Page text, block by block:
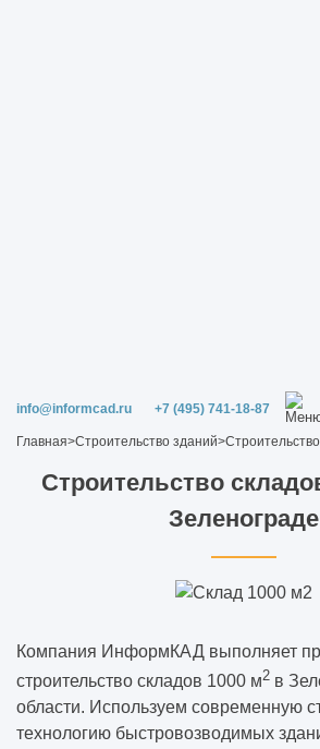
info@informcad.ru +7 (495) 741-18-87
Главная>Строительство зданий>
Строительство
Зеленограде
Компания ИнформКАД выполняет
строительство складов 1000 м2 в
области. Используем современную
технологию быстровозводимых